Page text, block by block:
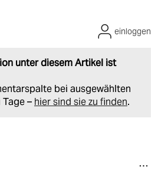
unter diesem Artikel ist
bei ausgewählten
– hier sind sie zu finden.
einloggen